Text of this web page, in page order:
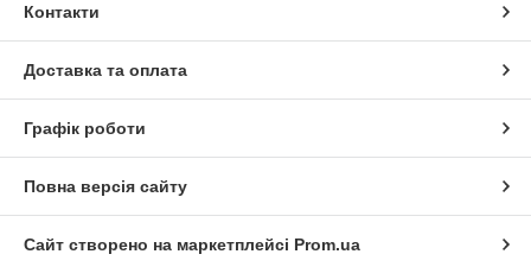
Контакти
Доставка та оплата
Графік роботи
Повна версія сайту
Сайт створено на маркетплейсі Prom.ua